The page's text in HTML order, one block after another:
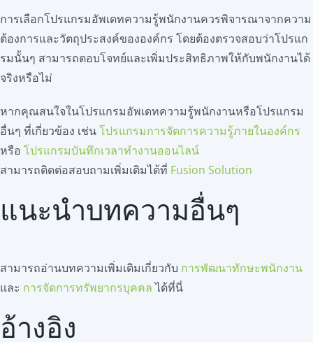
การเลือกโปรแกรมอัพเดทความรู้พนักงานควรพิจารณาจากความ
ต้องการและวัตถุประสงค์ขององค์กร โดยต้องตรวจสอบว่าโปรแก
รมนั้นๆ สามารถตอบโจทย์และเพิ่มประสิทธิภาพให้กับพนักงานได้
จริงหรือไม่
หากคุณสนใจในโปรแกรมอัพเดทความรู้พนักงานหรือโปรแกรม
อื่นๆ ที่เกี่ยวข้อง เช่นโปรแกรมการจัดการความรู้ภายในองค์กร
หรือ โปรแกรมบันทึกเวลาทำงานออนไลน์
สามารถติดต่อสอบถามเพิ่มเติมได้ที่ Fusion Solution
แนะนำบทความอื่นๆ
สามารถอ่านบทความเพิ่มเติมเกี่ยวกับ การพัฒนาทักษะพนักงาน
และ การจัดการทรัพยากรบุคคลได้ที่นี่
อ้างอิง